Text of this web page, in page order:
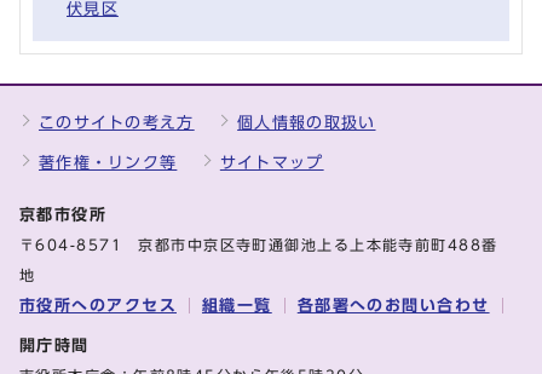
伏見区
このサイトの考え方 個人情報の取扱い
著作権・リンク等 サイトマップ
京都市役所
〒604-8571 京都市中京区寺町通御池上る上本能寺前町488番
地
市役所へのアクセス 組織一覧 各部署へのお問い合わせ
開庁時間